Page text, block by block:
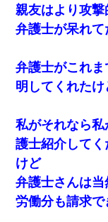
親友はより攻
弁護士が呆れて
弁護士がこれ
明してくれた
私がそれなら
護士紹介して
けど
弁護士さんは
労働分も請求